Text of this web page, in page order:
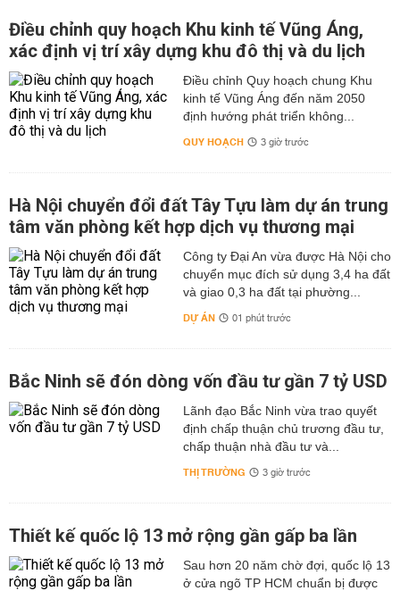
Điều chỉnh quy hoạch Khu kinh tế Vũng Áng,
xác định vị trí xây dựng khu đô thị và du lịch
Điều chỉnh Quy hoạch chung Khu
kinh tế Vũng Áng đến năm 2050
định hướng phát triển không...
QUY HOẠCH 3 giờ trước
Hà Nội chuyển đổi đất Tây Tựu làm dự án trung
tâm văn phòng kết hợp dịch vụ thương mại
Công ty Đại An vừa được Hà Nội cho
chuyển mục đích sử dụng 3,4 ha đất
và giao 0,3 ha đất tại phường...
DỰ ÁN 01 phút trước
Bắc Ninh sẽ đón dòng vốn đầu tư gần 7 tỷ USD
Lãnh đạo Bắc Ninh vừa trao quyết
định chấp thuận chủ trương đầu tư,
chấp thuận nhà đầu tư và...
THỊ TRƯỜNG 3 giờ trước
Thiết kế quốc lộ 13 mở rộng gần gấp ba lần
Sau hơn 20 năm chờ đợi, quốc lộ 13
ở cửa ngõ TP HCM chuẩn bị được